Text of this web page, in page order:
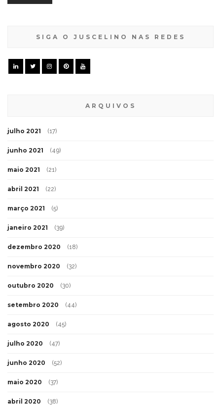
SIGA O JUSCELINO NAS REDES
ARQUIVOS
julho 2021 (17)
junho 2021 (49)
maio 2021 (21)
abril 2021 (22)
março 2021 (5)
janeiro 2021 (39)
dezembro 2020 (18)
novembro 2020 (32)
outubro 2020 (30)
setembro 2020 (44)
agosto 2020 (45)
julho 2020 (47)
junho 2020 (52)
maio 2020 (37)
abril 2020 (38)